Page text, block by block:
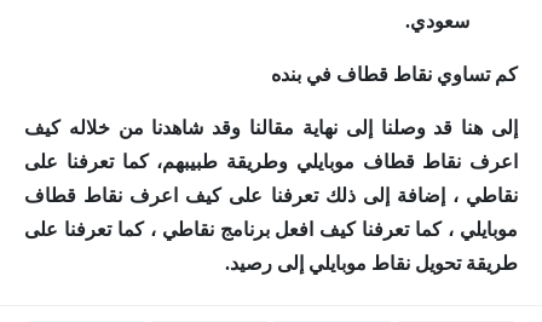
سعودي.
كم تساوي نقاط قطاف في بنده
إلى هنا قد وصلنا إلى نهاية مقالنا وقد شاهدنا من خلالهكيف
اعرف نقاط قطاف موبايلي وطريقة طبيبهم، كما تعرفنا على
نقاطي ، إضافة إلى ذلك تعرفنا على كيف اعرف نقاط قطاف
موبايلي ، كما تعرفنا كيف افعل برنامج نقاطي ، كما تعرفنا على
طريقة تحويل نقاط موبايلي إلى رصيد.